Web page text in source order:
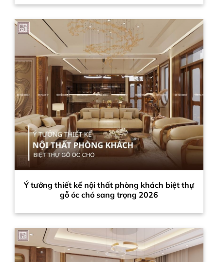
Ý tưởng thiết kế nội thất phòng khách biệt thự
gỗ óc chó sang trọng 2026